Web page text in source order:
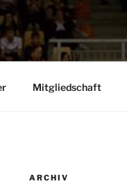
Mitgliedschaft
ARCHIV